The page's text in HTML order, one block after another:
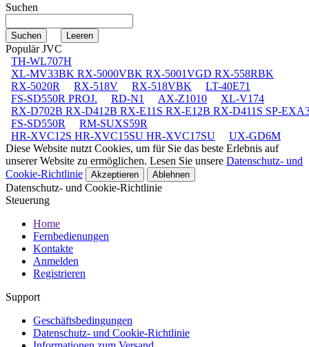
Suchen
Populär JVC
TH-WL707H
XL-MV33BK RX-5000VBK RX-5001VGD RX-558RBK
RX-5020R
RX-518V RX-518VBK
LT-40E71
FS-SD550R PROJ.
RD-N1 AX-Z1010
XL-V174
RX-D702B RX-D412B RX-E11S RX-E12B RX-D411S SP-
FS-SD550R
RM-SUXS59R
HR-XVC12S HR-XVC15SU HR-XVC17SU
UX-GD6M
Diese Website nutzt Cookies, um für Sie das beste Erlebnis auf
unserer Website zu ermöglichen. Lesen Sie unsere Datenschutz- und
Cookie-Richtlinie
Akzeptieren Ablehnen
Datenschutz- und Cookie-Richtlinie
Steuerung
Home
Fernbedienungen
Kontakte
Anmelden
Registrieren
Support
Geschäftsbedingungen
Datenschutz- und Cookie-Richtlinie